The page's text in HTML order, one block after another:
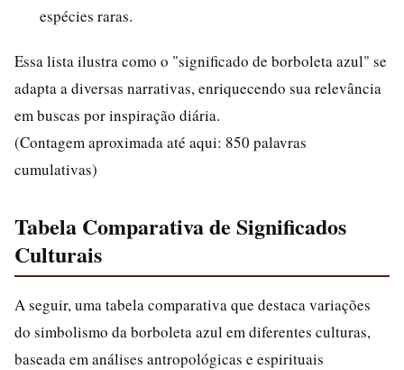
espécies raras.
Essa lista ilustra como o "significado de borboleta azul" se
adapta a diversas narrativas, enriquecendo sua relevância
em buscas por inspiração diária.
(Contagem aproximada até aqui: 850 palavras
cumulativas)
Tabela Comparativa de Significados
Culturais
A seguir, uma tabela comparativa que destaca variações
do simbolismo da borboleta azul em diferentes culturas,
baseada em análises antropológicas e espirituais